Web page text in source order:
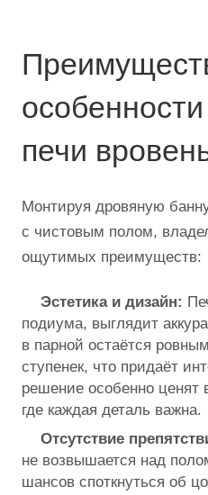
печи
Монтируя дровяную
с чистовым полом,
ощутимых преимуществ:
Эстетика и дизайн:
подиума, выглядит
в парной остаётся
ступенек, что придаёт
решение особенно ценят
где каждая деталь важна.
Отсутствие
не возвышается над
шансов споткнуться об